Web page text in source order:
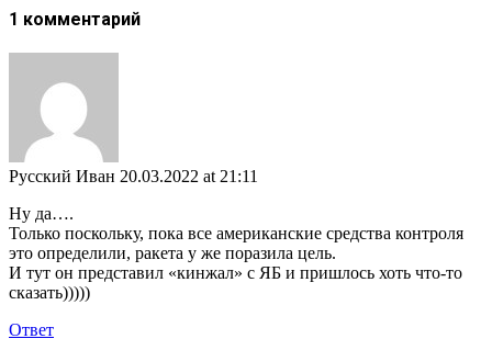
1 комментарий
Русский Иван 20.03.2022 at 21:11
Ну да….
Только поскольку, пока все американские средства контроля
это определили, ракета у же поразила цель.
И тут он представил «кинжал» с ЯБ и пришлось хоть что-то
сказать)))))
Ответ